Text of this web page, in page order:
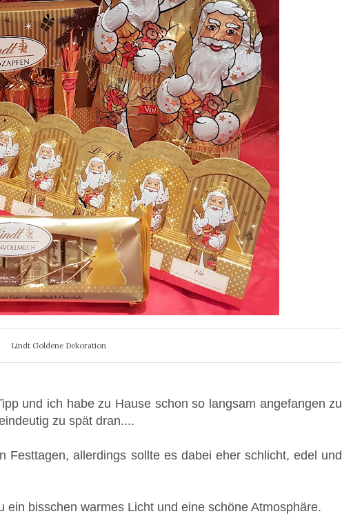
Lindt Goldene Dekoration
und ich habe zu Hause schon so langsam angefangen zu
zu spät dran....
Festtagen, allerdings sollte es dabei eher schlicht, edel und
ein bisschen warmes Licht und eine schöne Atmosphäre.